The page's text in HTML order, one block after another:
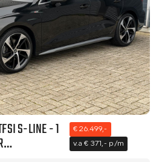
S-LINE - 1
€ 26.499,-
v.a € 371,- p/m